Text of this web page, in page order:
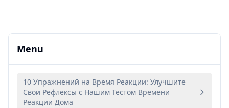
Menu
10 Упражнений на Время Реакции: Улучшите
Свои Рефлексы с Нашим Тестом Времени
Реакции Дома